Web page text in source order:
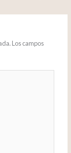
Los campos